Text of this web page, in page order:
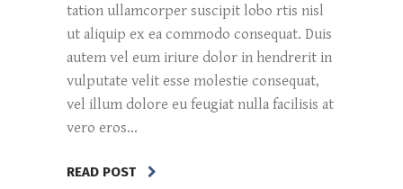
tation ullamcorper suscipit lobo rtis nisl
ut aliquip ex ea commodo consequat. Duis
autem vel eum iriure dolor in hendrerit in
vulputate velit esse molestie consequat,
vel illum dolore eu feugiat nulla facilisis at
vero eros...
READ POST